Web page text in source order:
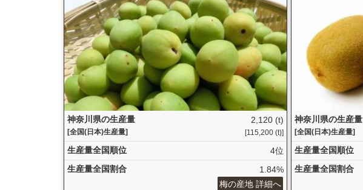
神奈川県の生産量
[全国(日本)生産量]
2,120 (t)
[115,200 (t)]
生産量全国順位
4位
生産量全国割合
1.84%
梅の産地 詳細へ
神奈川県の生産量
[全国(日本)生産量]
生産量全国順位
生産量全国割合